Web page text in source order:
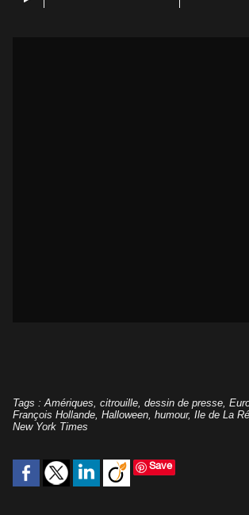
Tags :Amériques, citrouille, dessin de presse,
François Hollande, Halloween, humour, Ile de La
New York Times
Save